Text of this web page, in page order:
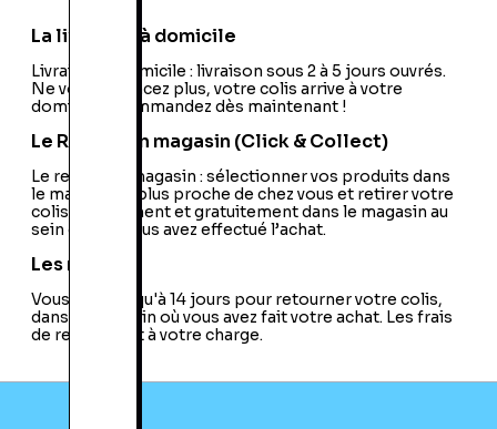
PEGI:
PEGI:12+
Nom du développeur:Capcom
Nationalité: France
Code EAN:
11300338277
La livraison à domicile
Livraison à domicile : livraison sous 2 à 5 jours ouvrés.
Ne vous déplacez plus, votre colis arrive à votre
domicile ! Commandez dès maintenant !
Le Retrait en magasin (Click & Collect)
Le retrait en magasin : sélectionner vos produits dans
le magasin le plus proche de chez vous et retirer votre
colis directement et gratuitement dans le magasin au
sein duquel vous avez effectué l’achat.
Les retours
Vous avez jusqu'à 14 jours pour retourner votre colis,
dans le magasin où vous avez fait votre achat. Les frais
de retour sont à votre charge.